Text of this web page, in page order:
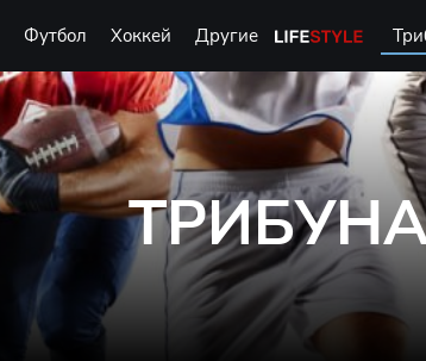
Футбол Хоккей Другие Life Style